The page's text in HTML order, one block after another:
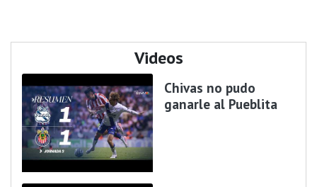
Videos
Chivas no pudo
ganarle al Pueblita